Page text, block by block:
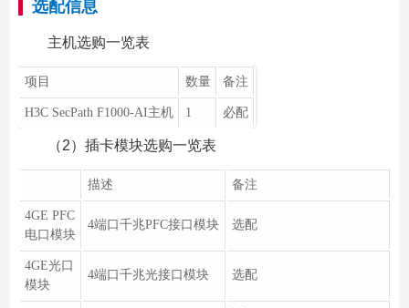
选配信息
主机选购一览表
项目 数量 备注
H3C SecPath F1000-AI主机 1 必配
（2）插卡模块选购一览表
描述 备注
4GE PFC
电口模块
4端口千兆PFC接口模块 选配
4GE光口
模块
4端口千兆光接口模块 选配